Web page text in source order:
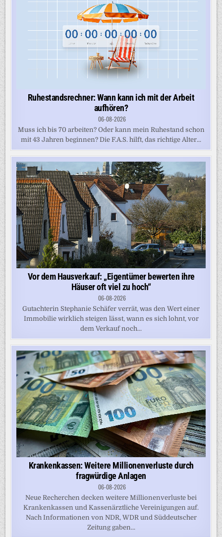
Ruhestandsrechner: Wann kann ich mit der Arbeit
aufhören?
06-08-2026
Muss ich bis 70 arbeiten? Oder kann mein Ruhestand schon
mit 43 Jahren beginnen? Die F.A.S. hilft, das richtige Alter...
Vor dem Hausverkauf: „Eigentümer bewerten ihre
Häuser oft viel zu hoch“
06-08-2026
Gutachterin Stephanie Schäfer verrät, was den Wert einer
Immobilie wirklich steigen lässt, wann es sich lohnt, vor
dem Verkauf noch...
Krankenkassen: Weitere Millionenverluste durch
fragwürdige Anlagen
06-08-2026
Neue Recherchen decken weitere Millionenverluste bei
Krankenkassen und Kassenärztliche Vereinigungen auf.
Nach Informationen von NDR, WDR und Süddeutscher
Zeitung gaben...